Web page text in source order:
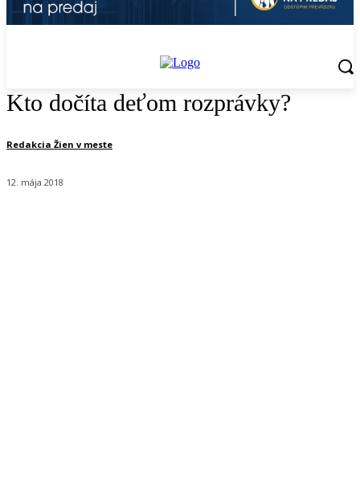
Kto dočíta deťom rozprávky?
Redakcia Žien v meste
12. mája 2018